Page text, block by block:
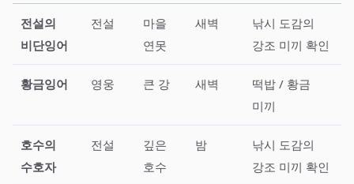
전설의
비단잉어
전설
마을
연못
새벽
낚시 도감의
강조 미끼 확인
황금잉어 영웅 큰 강 새벽
떡밥 / 황금
미끼
호수의
수호자
전설
깊은
호수
밤
낚시 도감의
강조 미끼 확인